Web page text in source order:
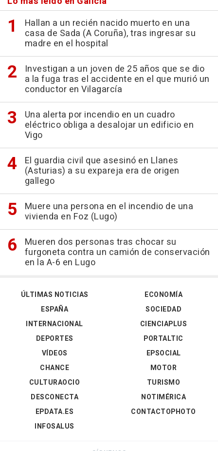
Hallan a un recién nacido muerto en una
casa de Sada (A Coruña), tras ingresar su
madre en el hospital
Investigan a un joven de 25 años que se dio
a la fuga tras el accidente en el que murió un
conductor en Vilagarcía
Una alerta por incendio en un cuadro
eléctrico obliga a desalojar un edificio en
Vigo
El guardia civil que asesinó en Llanes
(Asturias) a su expareja era de origen
gallego
Muere una persona en el incendio de una
vivienda en Foz (Lugo)
Mueren dos personas tras chocar su
furgoneta contra un camión de conservación
en la A-6 en Lugo
ÚLTIMAS NOTICIAS
ESPAÑA
INTERNACIONAL
DEPORTES
VÍDEOS
ECONOMÍA
SOCIEDAD
CIENCIAPLUS
PORTALTIC
EPSOCIAL
CHANCE
CULTURAOCIO
DESCONECTA
EPDATA.ES
INFOSALUS
MOTOR
TURISMO
NOTIMÉRICA
CONTACTOPHOTO